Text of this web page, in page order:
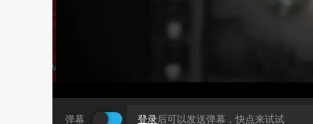
弹幕 登录后可以发送弹幕，快点来试试